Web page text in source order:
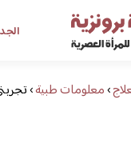
للفتاة ›معلومات طبية›